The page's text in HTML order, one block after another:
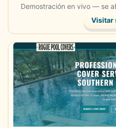
Demostración en vivo — se
Visitar
Abre la demostración en